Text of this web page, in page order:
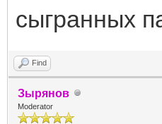
сыгранных
Find
Зырянов
Moderator